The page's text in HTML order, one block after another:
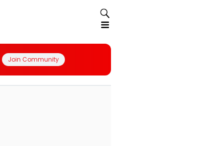
Join Community